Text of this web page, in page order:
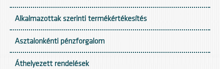
Alkalmazottak szerinti termékértékesítés
Asztalonkénti pénzforgalom
Áthelyezett rendelések